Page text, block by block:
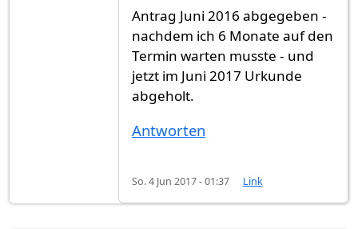
Antrag Juni 2016 abgegeben -
nachdem ich 6 Monate auf den
Termin warten musste - und
jetzt im Juni 2017 Urkunde
abgeholt.
Antworten
So. 4 Jun 2017 - 01:37 Link